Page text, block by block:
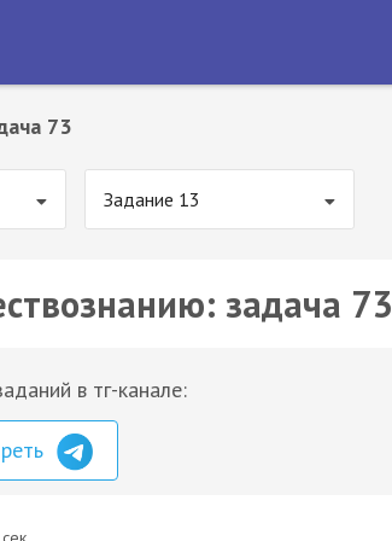
73
Задание 13
задача 73
в тг-канале: